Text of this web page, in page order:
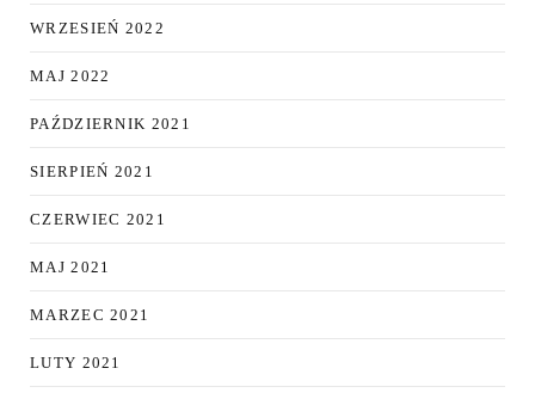
WRZESIEŃ 2022
MAJ 2022
PAŹDZIERNIK 2021
SIERPIEŃ 2021
CZERWIEC 2021
MAJ 2021
MARZEC 2021
LUTY 2021